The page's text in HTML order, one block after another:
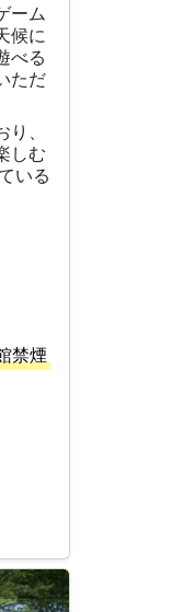
ーム
候に
べる
ただ
、
しむ
いる
禁煙